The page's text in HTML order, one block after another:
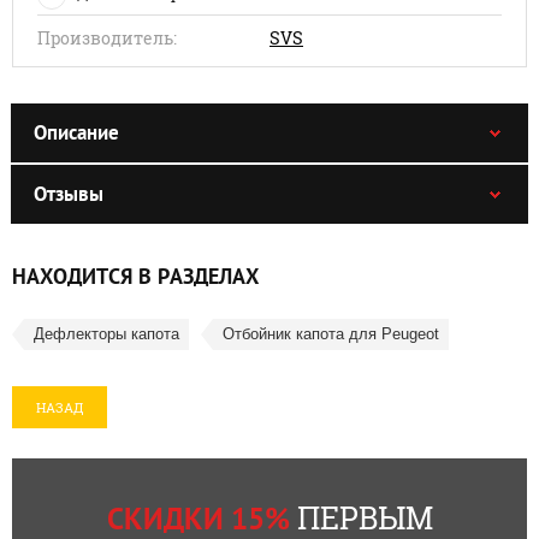
Производитель: SVS
Описание
Отзывы
НАХОДИТСЯ В РАЗДЕЛАХ
Дефлекторы капота Отбойник капота для Peugeot
НАЗАД
СКИДКИ 15%ПЕРВЫМ